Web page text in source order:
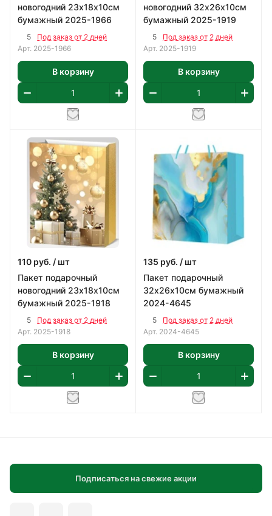
новогодний 23х18х10см
бумажный 2025-1966
5
Под заказ от 2 дней
Арт. 2025-1966
В корзину
новогодний 32х26х10см
бумажный 2025-1919
5
Под заказ от 2 дней
Арт. 2025-1919
В корзину
110 руб. / шт
Пакет подарочный
новогодний 23х18х10см
бумажный 2025-1918
5
Под заказ от 2 дней
Арт. 2025-1918
В корзину
135 руб. / шт
Пакет подарочный
32х26х10см бумажный
2024-4645
5
Под заказ от 2 дней
Арт. 2024-4645
В корзину
Подписаться на свежие акции